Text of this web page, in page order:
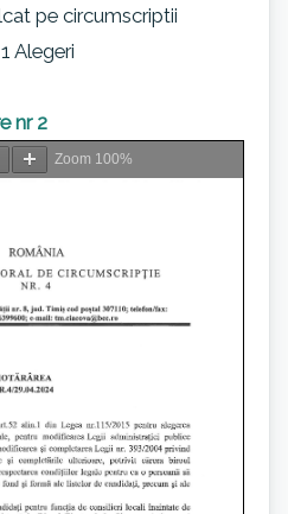
pe circumscriptii
Alegeri
nr 2
Zoom 100%